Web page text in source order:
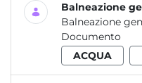
Balneazione
Balneazione
Documento
ACQUA